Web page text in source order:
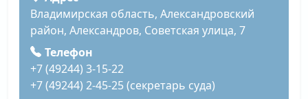
Владимирская область, Александровский
район, Александров, Советская улица, 7
Телефон
+7 (49244) 3-15-22
+7 (49244) 2-45-25 (секретарь суда)